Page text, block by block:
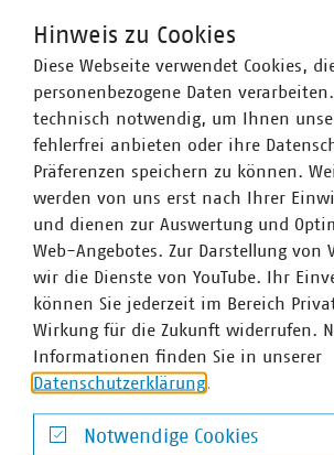
ersetzt werden.
Und warum digital? Zirkuläre
Geschäftsmodelle lassen sich oft nur
Prozessen und Technologien
müssen verfügbar und nachverfolgbar
Weitere Informationen sowie die
zum15. März 2022zu bewerben,
Ansprechpartner
Hinweis zu Cookies
Diese Webseite verwendet Cookies,
personenbezogene Daten
technisch notwendig, um Ihnen
fehlerfrei anbieten oder ihre
Präferenzen speichern zu können.
werden von uns erst nach Ihrer
und dienen zur Auswertung und
Web-Angebotes. Zur Darstellung von
wir die Dienste von YouTube. Ihr
können Sie jederzeit im Bereich
Wirkung für die Zukunft widerrufen.
Informationen finden Sie in unserer
Datenschutzerklärung
Notwendige Cookies